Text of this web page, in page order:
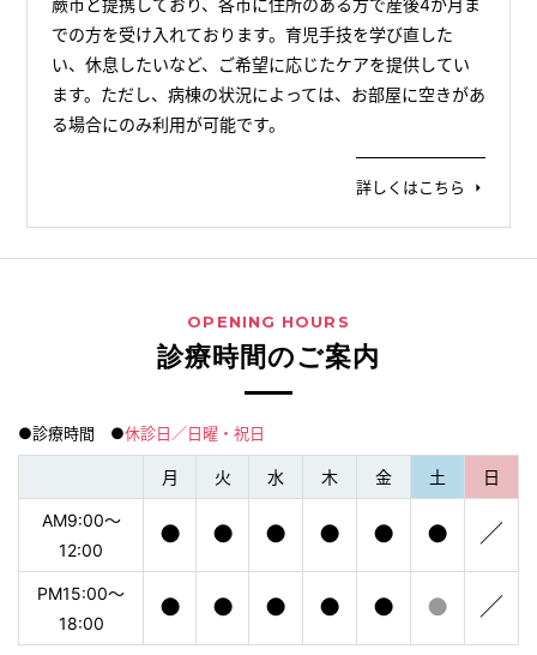
蕨市と提携しており、各市に住所のある方で産後4か月ま
での方を受け入れております。育児手技を学び直した
い、休息したいなど、ご希望に応じたケアを提供してい
ます。ただし、病棟の状況によっては、お部屋に空きがあ
る場合にのみ利用が可能です。
詳しくはこちら
OPENING HOURS
診療時間のご案内
●診療時間 ●休診日／日曜・祝日
月 火 水 木 金 土 日
AM9:00〜
12:00
● ● ● ● ● ● ／
PM15:00〜
18:00
● ● ● ● ● ● ／